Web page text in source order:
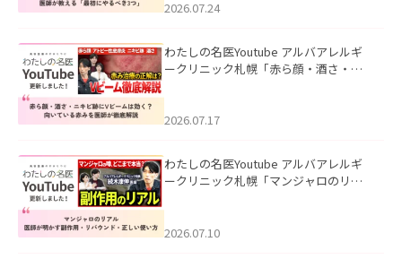
た。
2026.07.24
わたしの名医Youtube アルバアレルギ
ークリニック札幌「赤ら顔・酒さ・ニ
した。
2026.07.17
わたしの名医Youtube アルバアレルギ
ークリニック札幌「マンジャロのリア
た。
2026.07.10